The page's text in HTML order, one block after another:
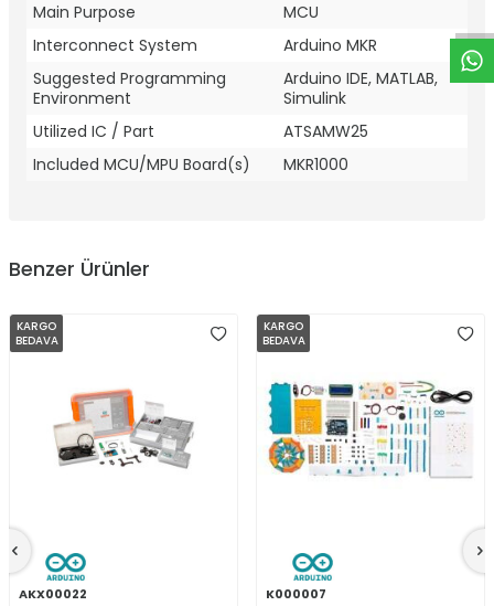
Main Purpose
MCU
Interconnect System
Arduino MKR
Suggested Programming
Environment
Arduino IDE, MATLAB,
Simulink
Utilized IC / Part
ATSAMW25
Included MCU/MPU Board(s)
MKR1000
Benzer Ürünler
KARGO
BEDAVA
AKX00022
KARGO
BEDAVA
K000007